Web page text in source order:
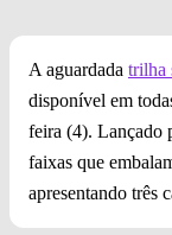
A aguardada trilha
disponível em
feira (4). Lançado
faixas que
apresentando três